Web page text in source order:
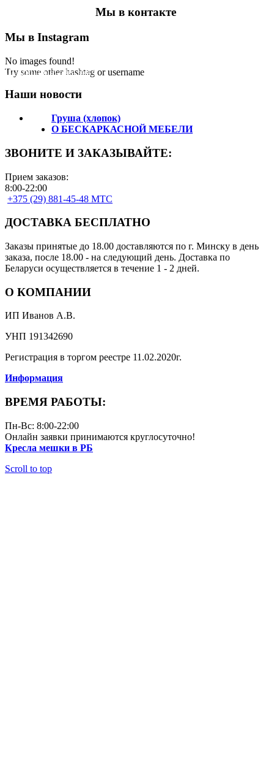
Мы в контакте
Мы в Instagram
No images found!
Try some other hashtag or username
Подпишитесь на нас!
Наши новости
Груша (хлопок)
О БЕСКАРКАСНОЙ МЕБЕЛИ
ЗВОНИТЕ И ЗАКАЗЫВАЙТЕ:
Прием заказов:
8:00-22:00
+375 (29) 881-45-48 МТС
ДОСТАВКА БЕСПЛАТНО
Заказы принятые до 18.00 доставляются по г. Минску в день
заказа, после 18.00 - на следующий день. Доставка по
Беларуси осуществляется в течение 1 - 2 дней.
О КОМПАНИИ
ИП Иванов А.В.
УНП 191342690
Регистрация в торгом реестре 11.02.2020г.
Информация
ВРЕМЯ РАБОТЫ:
Пн-Вс: 8:00-22:00
Онлайн заявки принимаются круглосуточно!
Кресла мешки в РБ
Scroll to top